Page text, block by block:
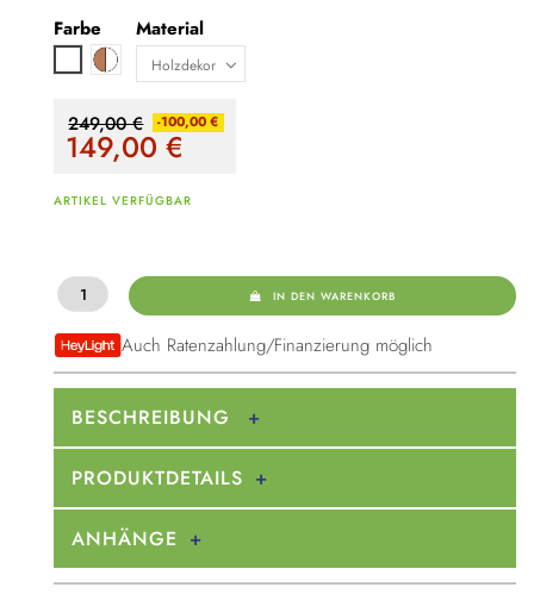
Farbe
Weiß Braun / weiß
Material
249,00 € -100,00 €
149,00€
ARTIKEL VERFÜGBAR
IN DEN WARENKORB
Auch Ratenzahlung/Finanzierung möglich
BESCHREIBUNG
PRODUKTDETAILS
ANHÄNGE